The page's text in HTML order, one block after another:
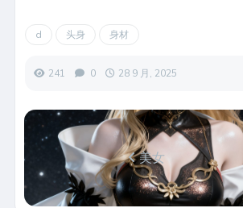
d 头身 身材
241 0 28 9 月, 2025
美女